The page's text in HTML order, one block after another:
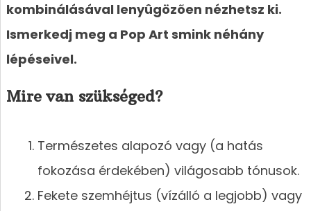
kombinálásával lenyûgözõen nézhetsz ki.
Ismerkedj meg a Pop Art smink néhány
lépéseivel.
Mire van szükséged?
Természetes alapozó vagy (a hatás
fokozása érdekében) világosabb tónusok.
Fekete szemhéjtus (vízálló a legjobb) vagy